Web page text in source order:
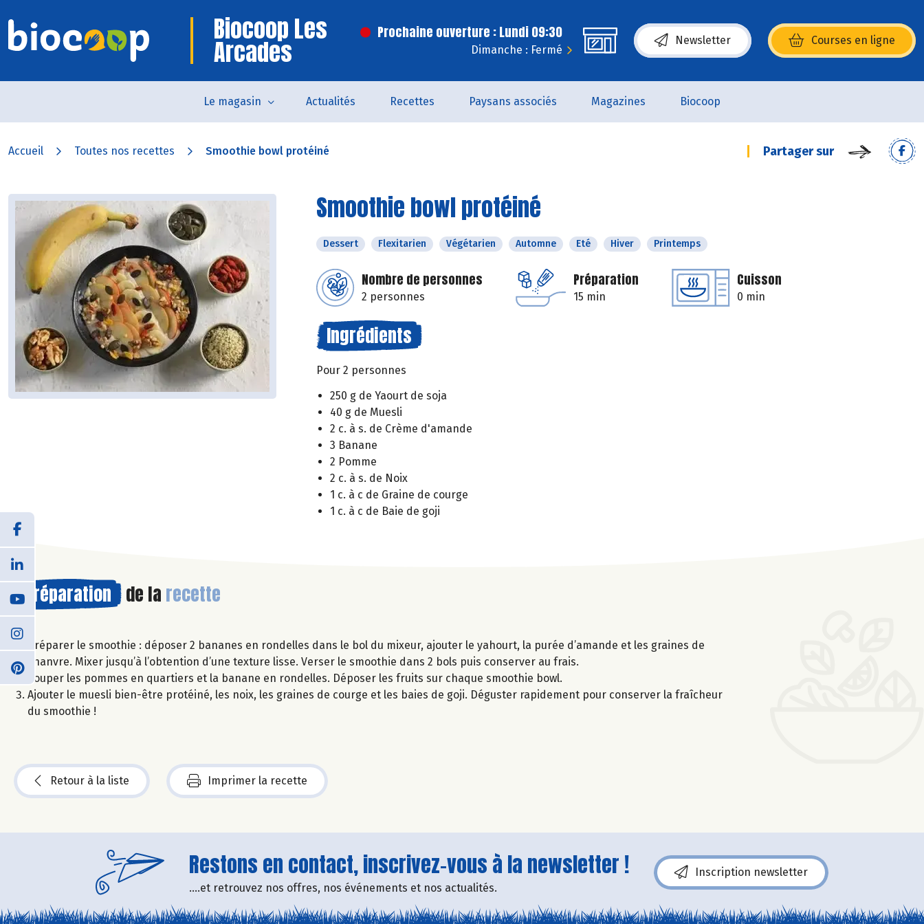
Biocoop Les
Arcades
Prochaine ouverture : Lundi 09:30
Dimanche : Fermé
Newsletter Courses en ligne
(s’ouvre dans une nouvelle fenêtre)
Le magasin Actualités Recettes Paysans associés Magazines Biocoop
Accueil Toutes nos recettes Smoothie bowl protéiné Partager sur
Smoothie bowl protéiné
Dessert Flexitarien Végétarien Automne Eté Hiver Printemps
Nombre de personnes
2 personnes
Préparation
15 min
Cuisson
0 min
Ingrédients
Pour 2 personnes
250 g de Yaourt de soja
40 g de Muesli
2 c. à s. de Crème d'amande
3 Banane
2 Pomme
2 c. à s. de Noix
1 c. à c de Graine de courge
1 c. à c de Baie de goji
Préparation de la recette
Préparer le smoothie : déposer 2 bananes en rondelles dans le bol du mixeur, ajouter le yahourt, la purée d’amande et les graines de
chanvre. Mixer jusqu’à l’obtention d’une texture lisse. Verser le smoothie dans 2 bols puis conserver au frais.
Couper les pommes en quartiers et la banane en rondelles. Déposer les fruits sur chaque smoothie bowl.
Ajouter le muesli bien-être protéiné, les noix, les graines de courge et les baies de goji. Déguster rapidement pour conserver la fraîcheur
du smoothie !
Retour à la liste Imprimer la recette
Restons en contact, inscrivez-vous à la newsletter !
....et retrouvez nos offres, nos événements et nos actualités.
Inscription newsletter